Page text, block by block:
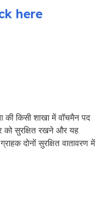
here
किसी शाखा में वॉचमैन पद
को सुरक्षित रखने और यह
दोनों सुरक्षित वातावरण में